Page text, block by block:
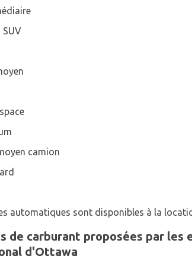
SUV
camion
automatiques sont disponibles à la
de carburant proposées par
d'Ottawa